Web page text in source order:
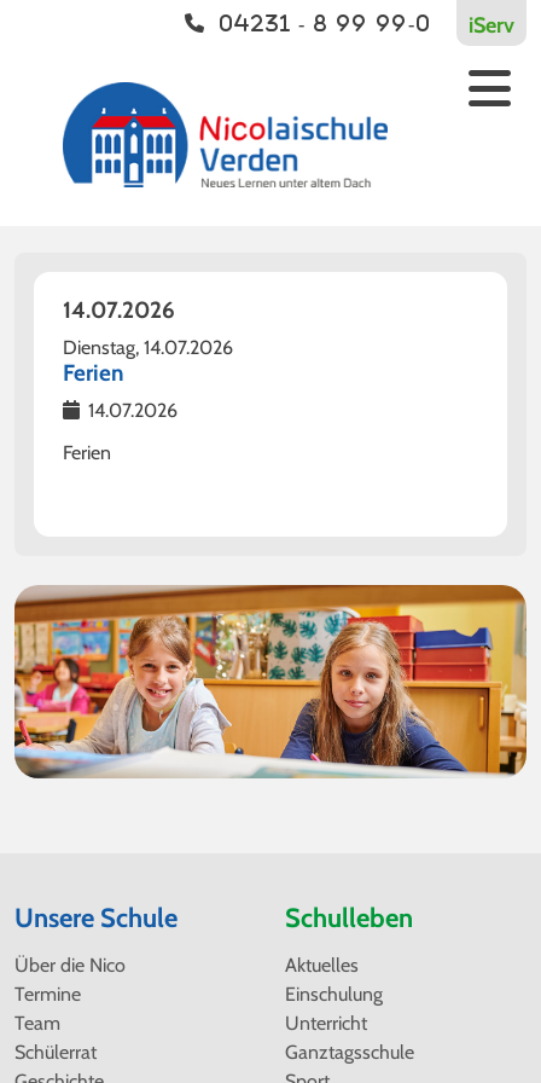
iServ
04231 - 8 99 99-0
14.07.2026
Dienstag, 14.07.2026
Ferien
14.07.2026
Ferien
Unsere Schule
Navigation
überspringen
Über die Nico
Termine
Team
Schülerrat
Schulleben
Navigation
Aktuelles
Einschulung
Unterricht
Ganztagsschule
Schulleben
Aktuelles
Einschulung
Soziale Arbeit
Vernetzt
Europaschule
Bildungsverbund
Kontakt
Kontakt